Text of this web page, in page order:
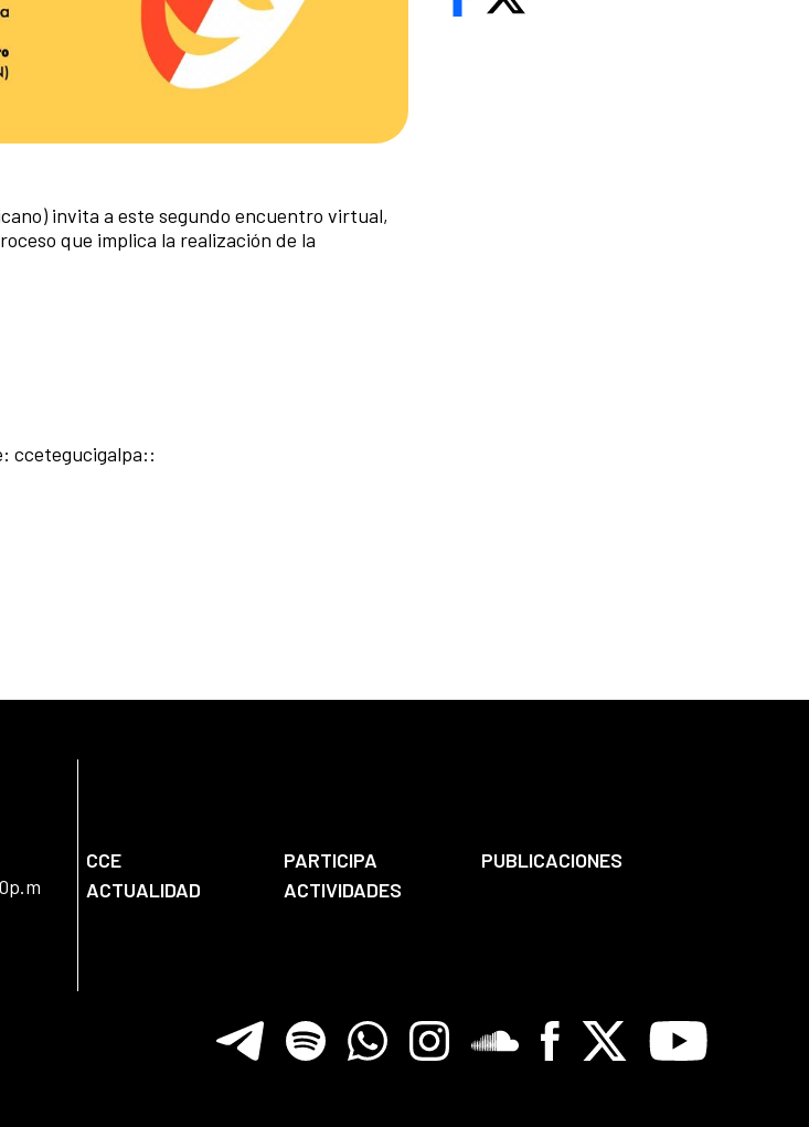
invita a este segundo encuentro virtual,
que implica la realización de la
ccetegucigalpa::
CCE PARTICIPA
PUBLICACIONES
ACTUALIDAD
ACTIVIDADES
TelegramSpotify WhatsappInstagramSoundcloreFacebook
X Youtube